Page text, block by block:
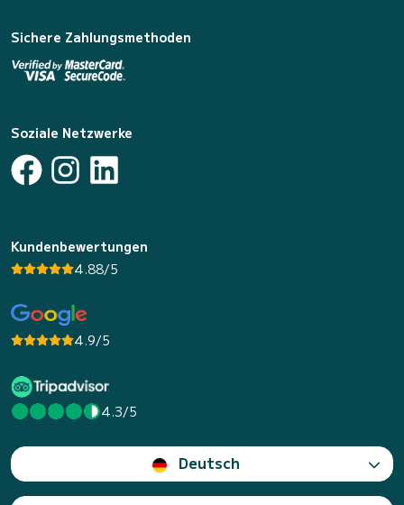
Sichere Zahlungsmethoden
Soziale Netzwerke
Kundenbewertungen
4.88/5
4.9/5
4.3/5
Deutsch